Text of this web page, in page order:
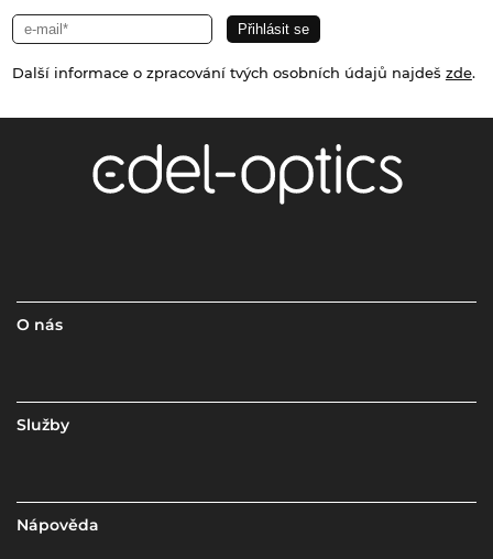
Další informace o zpracování tvých osobních údajů najdeš zde.
O nás
Služby
Nápověda